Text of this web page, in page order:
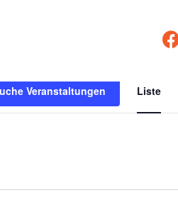
Veranstaltungen Liste